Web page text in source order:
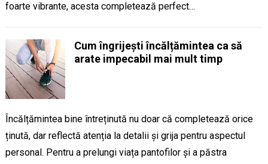
foarte vibrante, acesta completează perfect…
Cum îngrijești încălțămintea ca să
arate impecabil mai mult timp
Încălțămintea bine întreținută nu doar că completează orice
ținută, dar reflectă atenția la detalii și grija pentru aspectul
personal. Pentru a prelungi viața pantofilor și a păstra